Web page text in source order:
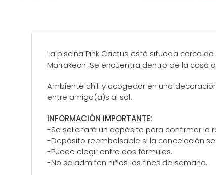
La piscina Pink Cactus está situada cerca
Marrakech. Se encuentra dentro de la casa
Ambiente chill y acogedor en una
entre amigo(a)s al sol.
INFORMACIÓN IMPORTANTE:
-Se solicitará un depósito para confirmar la
-Depósito reembolsable si la cancelación
-Puede elegir entre dos fórmulas.
-No se admiten niños los fines de semana.